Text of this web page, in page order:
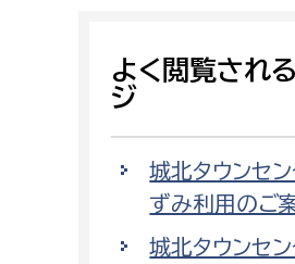
よく閲覧され
ジ
城北タウンセ
ずみ利用のご
城北タウンセ